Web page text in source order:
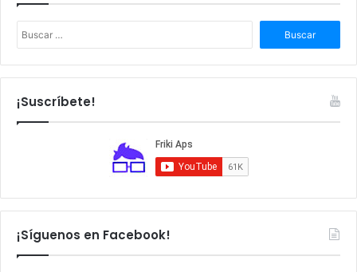
s
c
¡Suscríbete!
¡Síguenos en Facebook!